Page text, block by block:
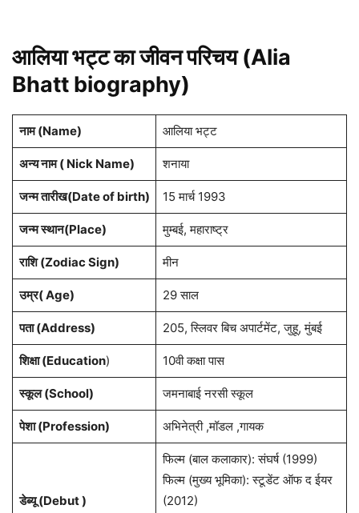
आलिया भट्ट का जीवन परिचय (Alia
Bhatt biography)
नाम (Name) आलिया भट्ट
अन्य नाम ( Nick Name) शनाया
जन्म तारीख(Date of birth) 15 मार्च 1993
जन्म स्थान(Place) मुम्बई, महाराष्ट्र
राशि (Zodiac Sign) मीन
उम्र( Age) 29 साल
पता (Address) 205, स्लिवर बिच अपार्टमेंट, जुहू, मुंबई
शिक्षा (Education) 10वी कक्षा पास
स्कूल (School) जमनाबाई नरसी स्कूल
पेशा (Profession) अभिनेत्री ,मॉडल ,गायक
डेब्यू (Debut )
फिल्म (बाल कलाकार): संघर्ष (1999)
फिल्म (मुख्य भूमिका): स्टूडेंट ऑफ द ईयर
(2012)